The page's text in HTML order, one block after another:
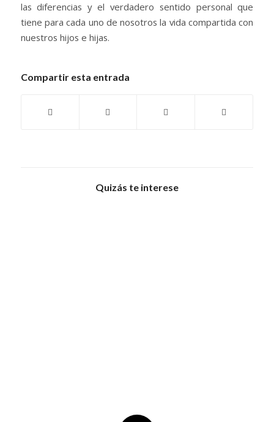
las diferencias y el verdadero sentido personal que
tiene para cada uno de nosotros la vida compartida con
nuestros hijos e hijas.
Compartir esta entrada
Quizás te interese